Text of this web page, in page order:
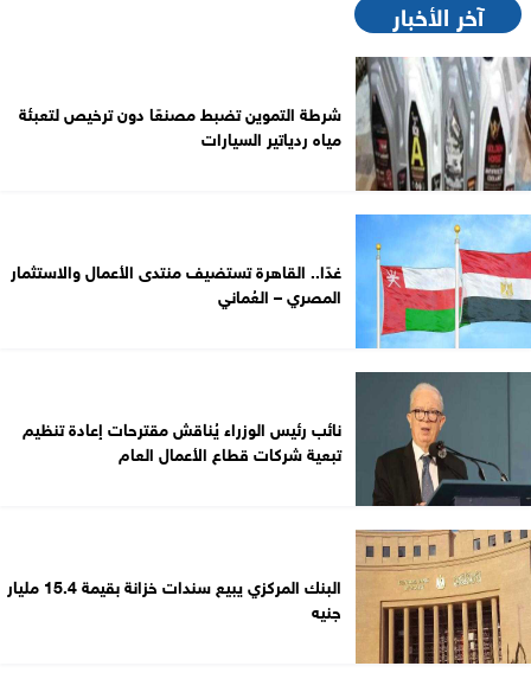
آخر الأخبار
شرطة التموين تضبط مصنعًا دون ترخيص لتعبئة
مياه ردياتير السيارات
غدًا.. القاهرة تستضيف منتدى الأعمال والاستثمار
المصري – العُماني
نائب رئيس الوزراء يُناقش مقترحات إعادة تنظيم
تبعية شركات قطاع الأعمال العام
البنك المركزي يبيع سندات خزانة بقيمة 15.4 مليار
جنيه